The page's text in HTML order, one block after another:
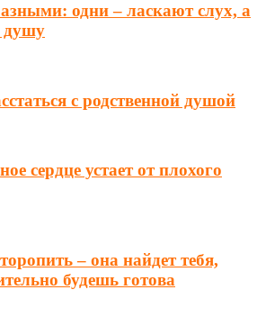
одни – ласкают слух, а
душу
с родственной душой
сердце устает от плохого
– она найдет тебя,
будешь готова